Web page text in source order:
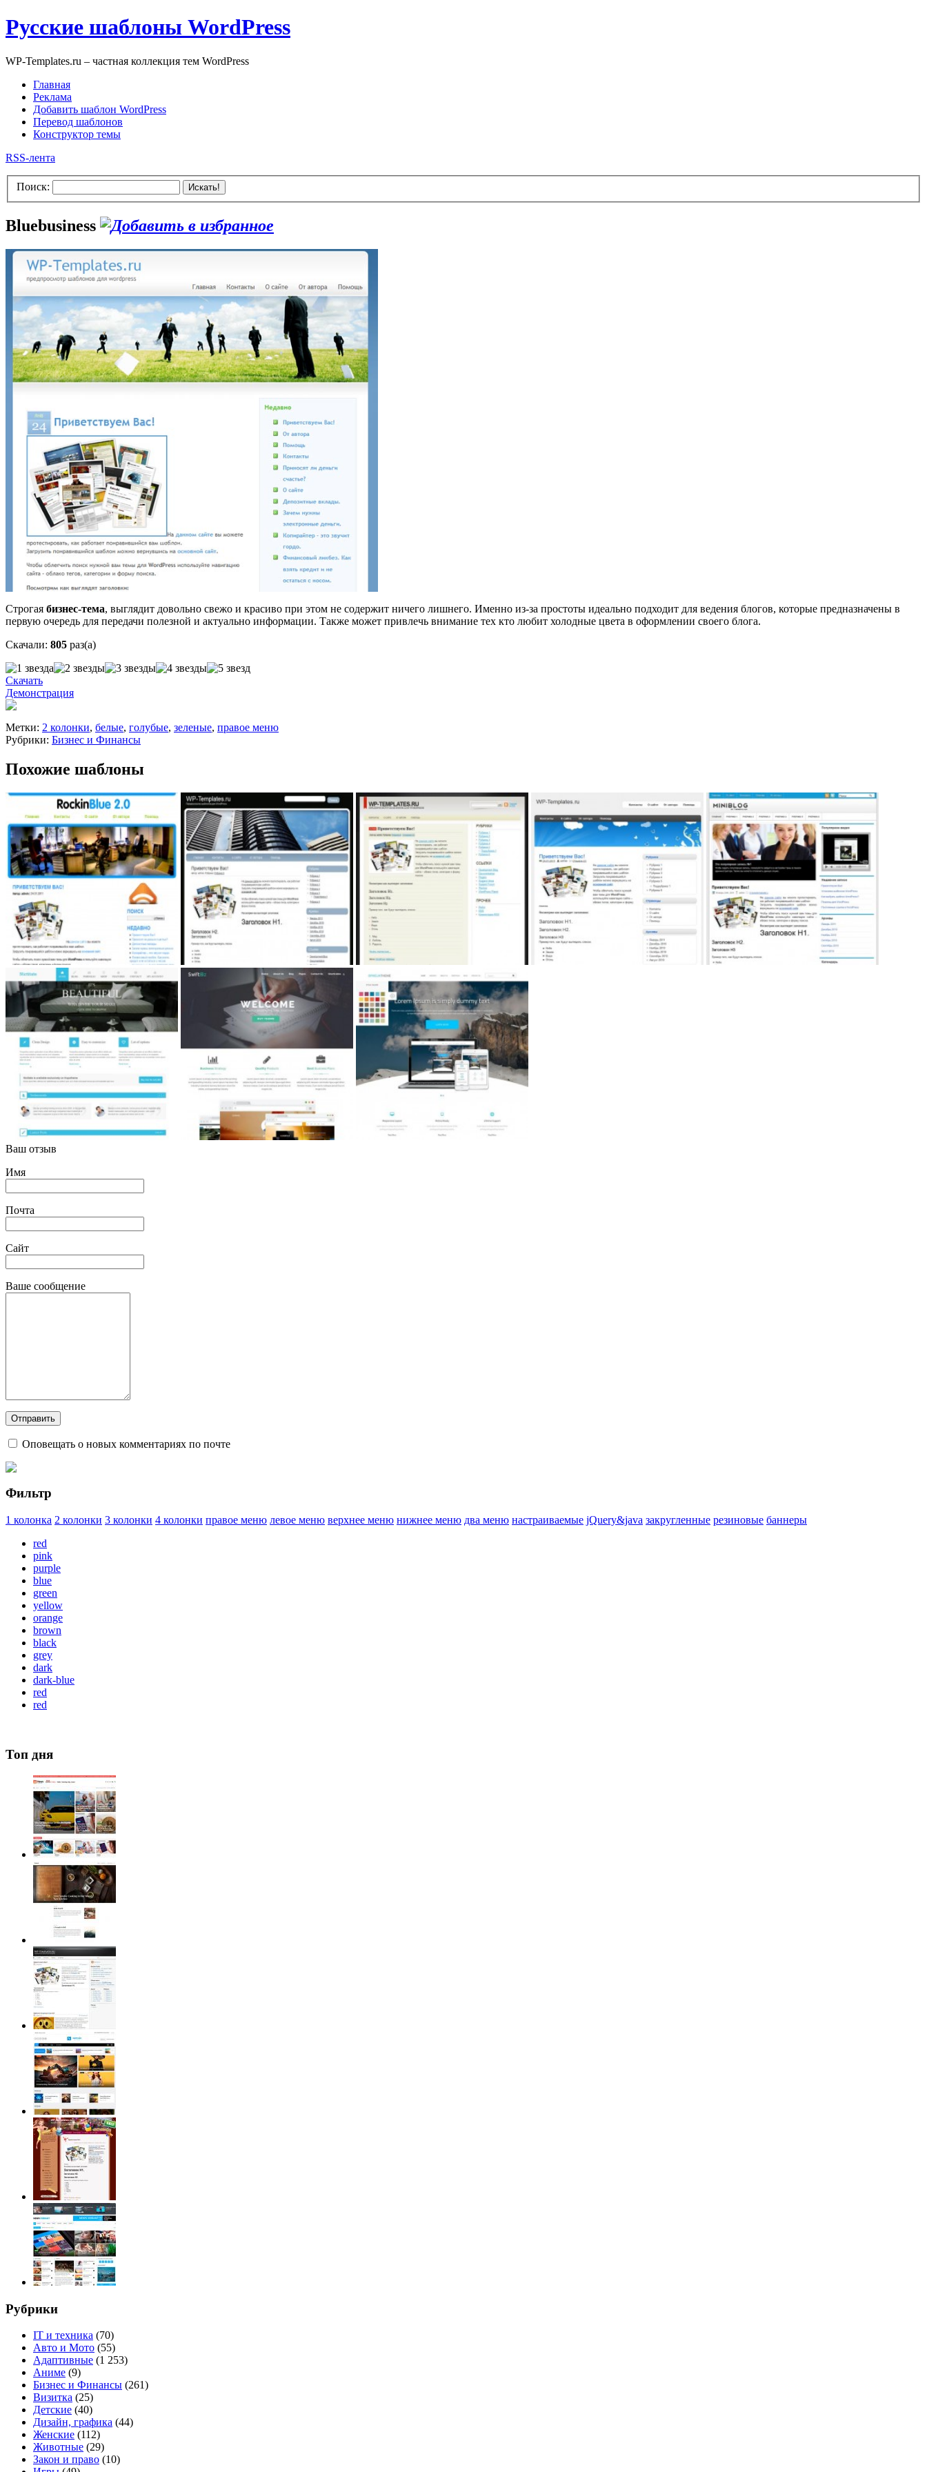
Русские шаблоны WordPress
WP-Templates.ru – частная коллекция тем WordPress
Главная
Реклама
Добавить шаблон WordPress
Перевод шаблонов
Конструктор темы
RSS-лента
Поиск: Искать!
Bluebusiness
Строгая бизнес-тема, выглядит довольно свежо и красиво при этом не содержит ничего лишнего. Именно из-за простоты идеально подходит для ведения блогов, которые предназначены в
первую очередь для передачи полезной и актуально информации. Также может привлечь внимание тех кто любит холодные цвета в оформлении своего блога.
Скачали: 805 раз(а)
Скачать
Демонстрация
Метки: 2 колонки, белые, голубые, зеленые, правое меню
Рубрики: Бизнес и Финансы
Похожие шаблоны
Ваш отзыв
Имя
Почта
Сайт
Ваше сообщение
Оповещать о новых комментариях по почте
Фильтр
1 колонка 2 колонки 3 колонки 4 колонки правое меню левое меню верхнее меню нижнее меню два меню настраиваемые jQuery&java закругленные резиновые баннеры
red
pink
purple
blue
green
yellow
orange
brown
black
grey
dark
dark-blue
red
red
Топ дня
Рубрики
IT и техника (70)
Авто и Мото (55)
Адаптивные (1 253)
Аниме (9)
Бизнес и Финансы (261)
Визитка (25)
Детские (40)
Дизайн, графика (44)
Женские (112)
Животные (29)
Закон и право (10)